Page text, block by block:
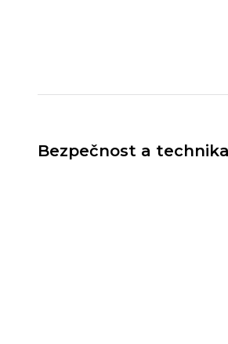
Bezpečnost a technika